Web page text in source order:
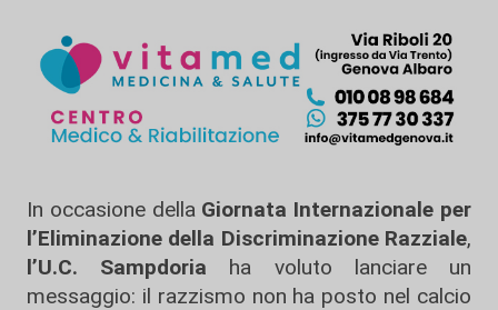
In occasione della Giornata Internazionale per
l’Eliminazione della Discriminazione Razziale,
l’U.C. Sampdoria ha voluto lanciare un
messaggio: il razzismo non ha posto nel calcio